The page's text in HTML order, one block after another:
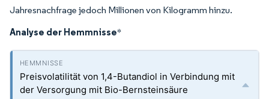
Jahresnachfrage jedoch Millionen von Kilogramm hinzu.
Analyse der Hemmnisse*
Preisvolatilität von 1,4-Butandiol in Verbindung mit
der Versorgung mit Bio-Bernsteinsäure